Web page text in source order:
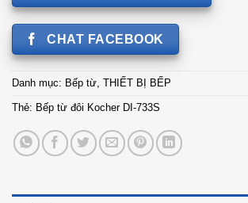
CHAT FACEBOOK
Danh mục: Bếp từ, THIẾT BỊ BẾP
Thẻ: Bếp từ đôi Kocher DI-733S